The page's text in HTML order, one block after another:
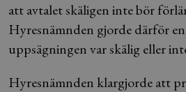
att avtalet skäligen inte bör
Hyresnämnden gjorde därför
uppsägningen var skälig eller
Hyresnämnden klargjorde att